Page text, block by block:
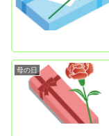
母の日